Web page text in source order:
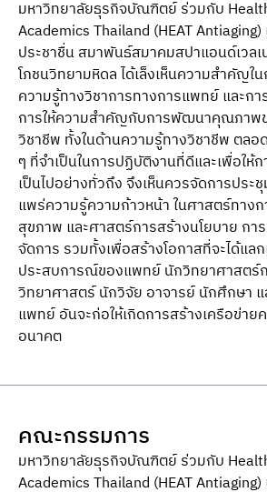
มหาวิทยาลัยธุรกิจบัณฑิตย์ ร่วมกับ
Academics Thailand (HEAT
ประชาชื่น สมาพันธ์สมาคมสปาแอนด์เวลเ
โภชนวิทยามหิดล ได้เล็งเห็นความสําคัญ
ความรู้ทางวิชาการทางการแพทย์ และก
การให้ความสําคัญกับการพัฒนาคุณภาพ
วิชาชีพ ทั้งในด้านความรู้ทางวิชาชีพ ตล
ๆ ที่จําเป็นในการปฏิบัติงานที่ดีและเพื่อให้
เป็นไปอย่างทั่วถึง จึงเห็นควรจัดการประ
แพร่ความรู้ความก้าวหน้า ในศาสตร์ทาง
สุขภาพ และศาสตร์การสร้างนโยบาย กา
จัดการ รวมทั้งเพื่อสร้างโอกาสที่จะได้แล
ประสบการณ์ของแพทย์ นักวิทยาศาสตร์
วิทยาศาสตร์ นักวิจัย อาจารย์ นักศึกษา
แพทย์ อันจะก่อให้เกิดการสร้างเครือข่าย
อนาคต
คณะกรรมการ
มหาวิทยาลัยธุรกิจบัณฑิตย์ ร่วมกับ
Academics Thailand (HEAT